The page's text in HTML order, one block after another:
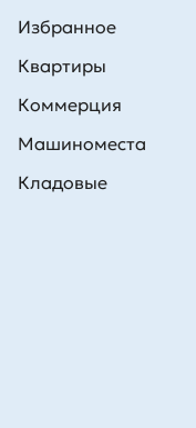
Избранное
Квартиры
Коммерция
Машиноместа
Кладовые